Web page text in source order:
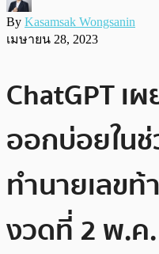
By Kasamsak Wongsanin
เมษายน 28, 2023
ChatGPT เ
ออกบ่อยในช่
ทำนายเลขท้
งวดที่ 2 พ.ค